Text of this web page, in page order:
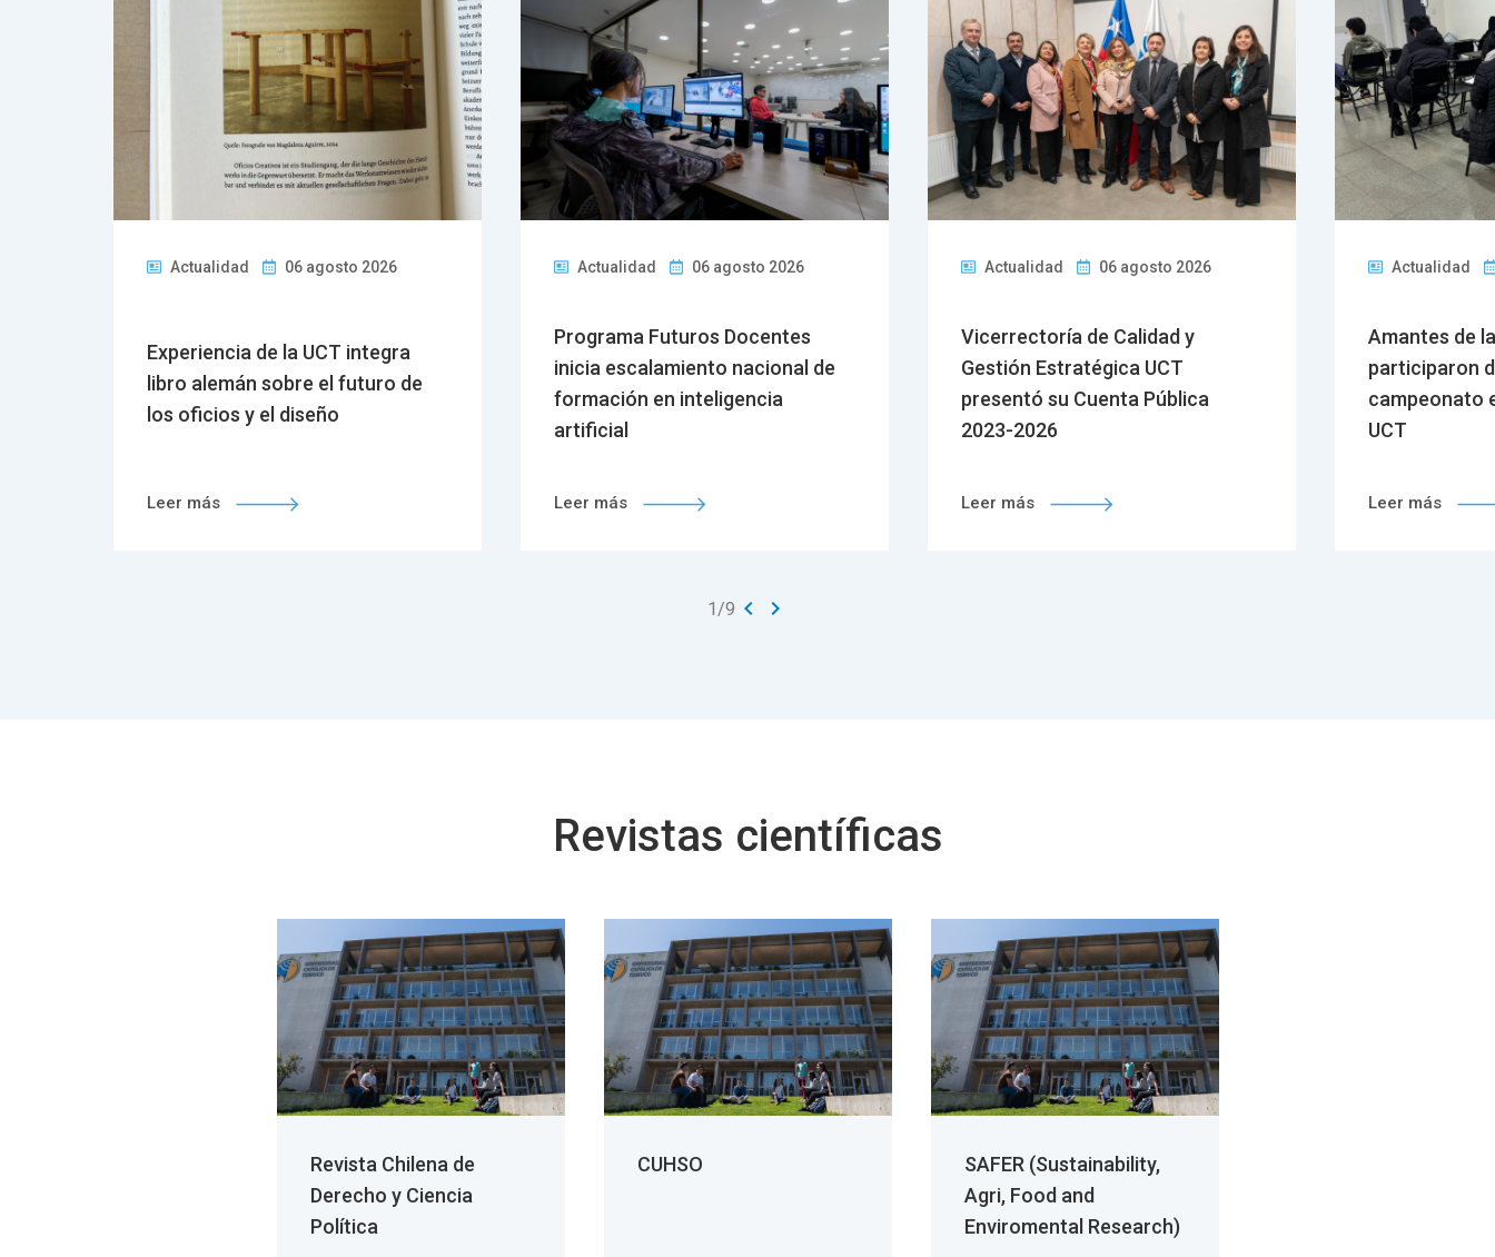
Actualidad 06 agosto 2026
Experiencia de la UCT integra
libro alemán sobre el futuro de
los oficios y el diseño
Leer más
Actualidad 06 agosto 2026
Programa Futuros Docentes
inicia escalamiento nacional de
formación en inteligencia
artificial
Leer más
Actualidad 06 agosto 2026
Vicerrectoría de Calidad y
Gestión Estratégica UCT
presentó su Cuenta Pública
2023-2026
Leer más
Actualidad
Amantes de
participaron
campeonato
UCT
Leer más
1 /9 keyboard_arrow_left keyboard_arrow_right
Revistas científicas
Revista Chilena de
Derecho y Ciencia
Política
CUHSO
SAFER (Sustainability,
Agri, Food and
Enviromental Research)